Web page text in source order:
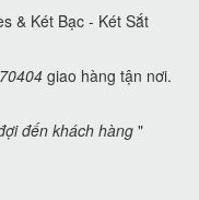
& Két Bạc - Két Sắt
giao hàng tận nơi.
đến khách hàng "